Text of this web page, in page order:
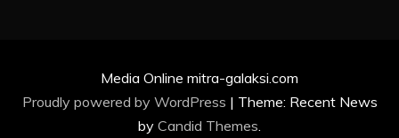
Media Online mitra-galaksi.com
Proudly powered by WordPress | Theme: Recent News
by Candid Themes